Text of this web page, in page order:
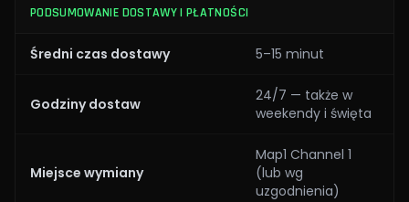
PODSUMOWANIE DOSTAWY I PŁATNOŚCI
Średni czas dostawy 5–15 minut
Godziny dostaw
24/7 — także w
weekendy i święta
Miejsce wymiany
Map1 Channel 1
(lub wg
uzgodnienia)